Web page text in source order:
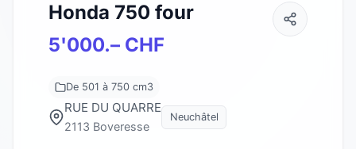
Honda 750 four
5'000.– CHF
De 501 à 750 cm3
RUE DU QUARRE
2113 Boveresse
Neuchâtel